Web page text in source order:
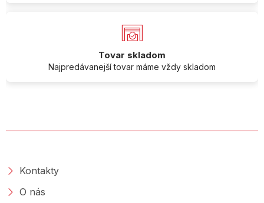
Tovar skladom
Najpredávanejší tovar máme vždy skladom
Kontakty
O nás